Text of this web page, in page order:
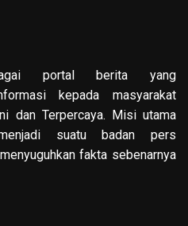
portal berita yang
kepada masyarakat
dan Terpercaya. Misi utama
suatu badan pers
fakta sebenarnya